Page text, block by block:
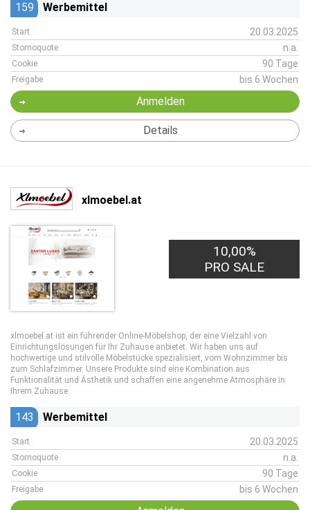
159 Werbemittel
Start 20.03.2025
Stornoquote n.a.
Cookie 90 Tage
Freigabe bis 6 Wochen
Anmelden
Details
xlmoebel.at
10,00%
PRO SALE
xlmoebel.at ist ein führender Online-Möbelshop, der eine Vielzahl von
Einrichtungslösungen für Ihr Zuhause anbietet. Wir haben uns auf
hochwertige und stilvolle Möbelstücke spezialisiert, vom Wohnzimmer bis
zum Schlafzimmer. Unsere Produkte sind eine Kombination aus
Funktionalität und Ästhetik und schaffen eine angenehme Atmosphäre in
Ihrem Zuhause.
143 Werbemittel
Start 20.03.2025
Stornoquote n.a.
Cookie 90 Tage
Freigabe bis 6 Wochen